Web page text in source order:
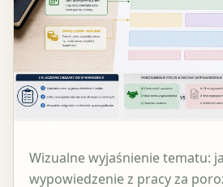
Wizualne wyjaśnienie tematu:
wypowiedzenie z pracy za